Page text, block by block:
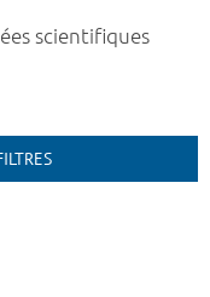
scientifiques